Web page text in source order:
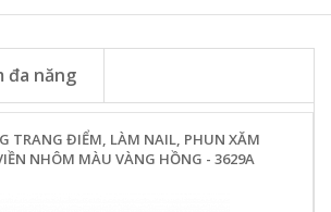
đa năng
TRANG ĐIỂM, LÀM NAIL, PHUN XĂM
NHÔM MÀU VÀNG HỒNG - 3629A